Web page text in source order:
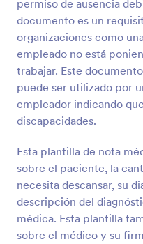
permiso de ausencia
documento es un
organizaciones como
empleado no está
trabajar. Este
puede ser utilizado por
empleador indicando
discapacidades.
Esta plantilla de nota
sobre el paciente, la
necesita descansar, su
descripción del
médica. Esta plantilla
sobre el médico y su